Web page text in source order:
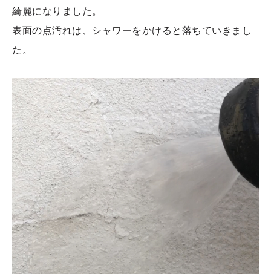
綺麗になりました。
表面の点汚れは、シャワーをかけると落ちていきまし
た。